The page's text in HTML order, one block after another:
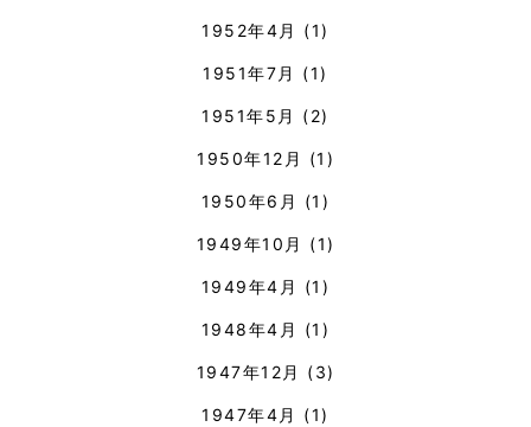
1952年4月 (1)
1951年7月 (1)
1951年5月 (2)
1950年12月 (1)
1950年6月 (1)
1949年10月 (1)
1949年4月 (1)
1948年4月 (1)
1947年12月 (3)
1947年4月 (1)